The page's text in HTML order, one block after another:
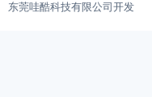
东莞哇酷科技有限公司开发